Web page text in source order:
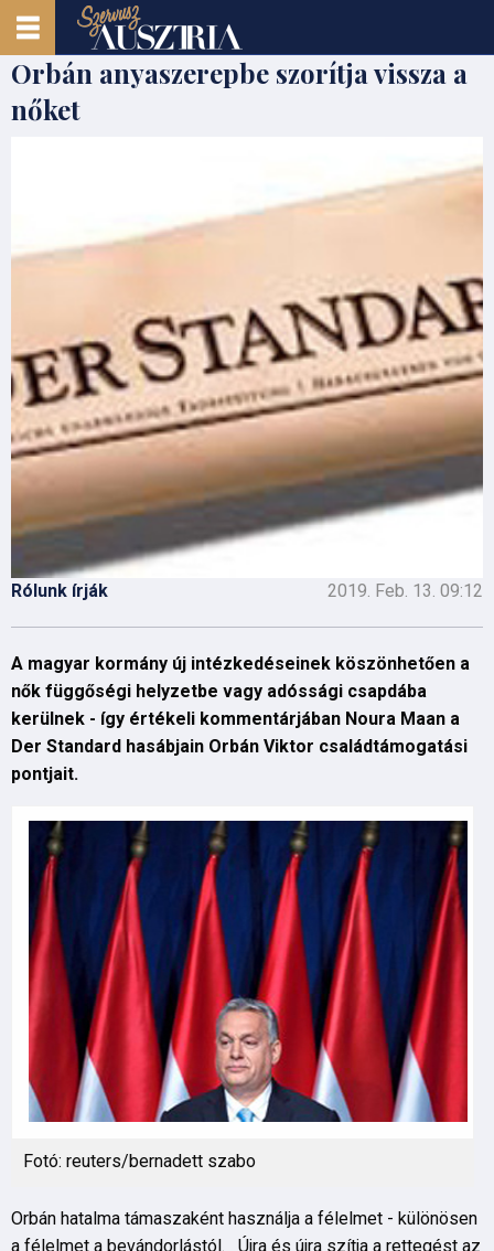
Orbán anyaszerepbe szorítja vissza a
nőket
Rólunk írják 2019. Feb. 13. 09:12
A magyar kormány új intézkedéseinek köszönhetően a
nők függőségi helyzetbe vagy adóssági csapdába
kerülnek - így értékeli kommentárjában Noura Maan a
Der Standard hasábjain Orbán Viktor családtámogatási
pontjait.
Fotó: reuters/bernadett szabo
Orbán hatalma támaszaként használja a félelmet - különösen
a félelmet a bevándorlástól. Újra és újra szítja a rettegést az